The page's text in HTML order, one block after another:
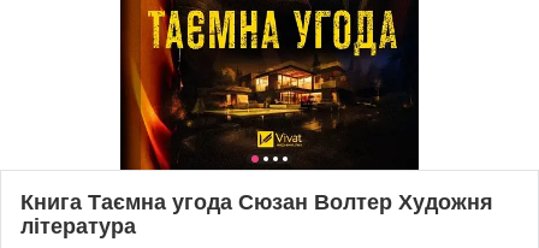
Книга Таємна угода Сюзан Волтер Художня
література